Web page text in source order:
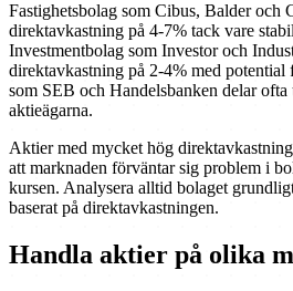
Fastighetsbolag som Cibus, Balder och
direktavkastning på 4-7% tack vare
Investmentbolag som Investor och
direktavkastning på 2-4% med
som SEB och Handelsbanken delar
aktieägarna.
Aktier med mycket hög
att marknaden förväntar sig problem i
kursen. Analysera alltid bolaget
baserat på direktavkastningen.
Handla aktier på olika